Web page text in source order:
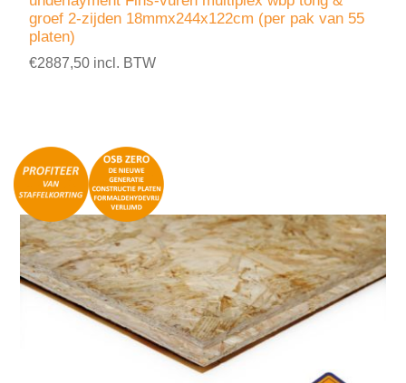
groef 2-zijden 18mmx244x122cm (per pak van 55
platen)
€2887,50 incl. BTW